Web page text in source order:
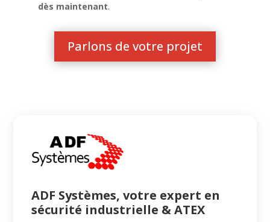
dès maintenant.
Parlons de votre projet
ADF Systèmes, votre expert en
sécurité industrielle & ATEX